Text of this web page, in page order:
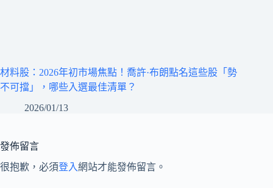
材料股：2026年初市場焦點！喬許·布朗點名這些股「勢
不可擋」，哪些入選最佳清單？
2026/01/13
發佈留言
很抱歉，必須登入網站才能發佈留言。